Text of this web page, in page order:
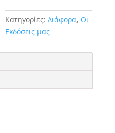
Κατηγορίες:Διάφορα, Οι
Εκδόσεις μας